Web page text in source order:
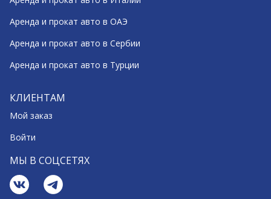
Аренда и прокат авто в ОАЭ
Аренда и прокат авто в Сербии
Аренда и прокат авто в Турции
КЛИЕНТАМ
Мой заказ
Войти
МЫ В СОЦСЕТЯХ